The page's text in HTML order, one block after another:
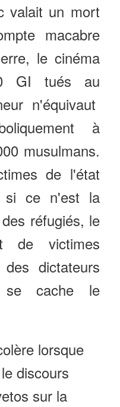
valait un mort
macabre
le cinéma
GI tués au
n'équivaut
à
musulmans.
de l'état
si ce n'est la
réfugiés, le
de victimes
dictateurs
se cache le
lorsque
discours
sur la